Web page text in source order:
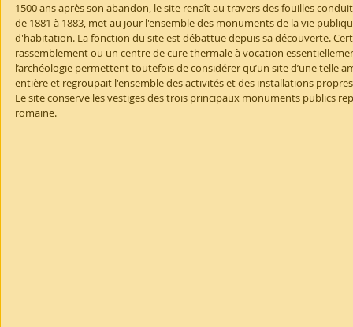
1500 ans après son abandon, le site renaît au travers des fouilles
de 1881 à 1883, met au jour l'ensemble des monuments de la vie
d'habitation. La fonction du site est débattue depuis sa découverte.
rassemblement ou un centre de cure thermale à vocation
l’archéologie permettent toutefois de considérer qu’un site d’une telle
entière et regroupait l'ensemble des activités et des installations
Le site conserve les vestiges des trois principaux monuments publics
romaine.